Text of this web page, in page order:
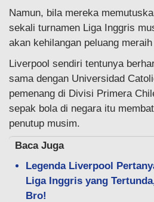
Namun, bila mereka
sekali turnamen Liga Inggris
akan kehilangan peluang
Liverpool sendiri tentunya
sama dengan Universidad
pemenang di Divisi Primera
sepak bola di negara itu
penutup musim.
Baca Juga
Legenda Liverpool
Liga Inggris yang
Bro!